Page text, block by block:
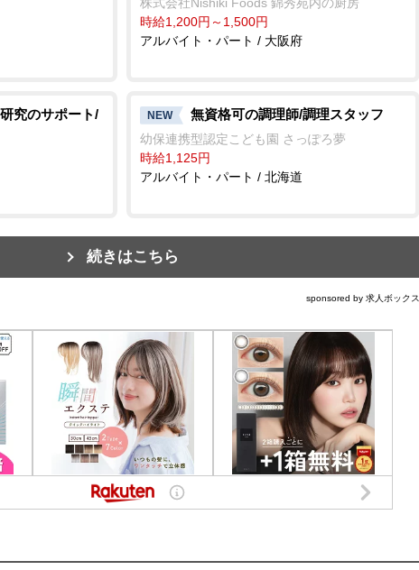
時給1,200円～1,500円
アルバイト・パート / 大阪府
究のサポート/
NEW 無資格可の調理師/調理スタッフ
幼保連携型認定こども園 さっぽろ夢
時給1,125円
アルバイト・パート / 北海道
続きはこちら
sponsored by 求人ボックス